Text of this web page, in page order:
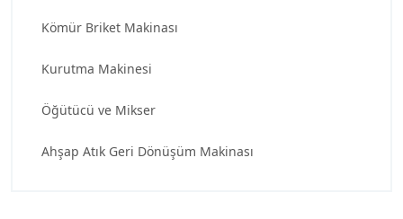
Kömür Briket Makinası
Kurutma Makinesi
Öğütücü ve Mikser
Ahşap Atık Geri Dönüşüm Makinası